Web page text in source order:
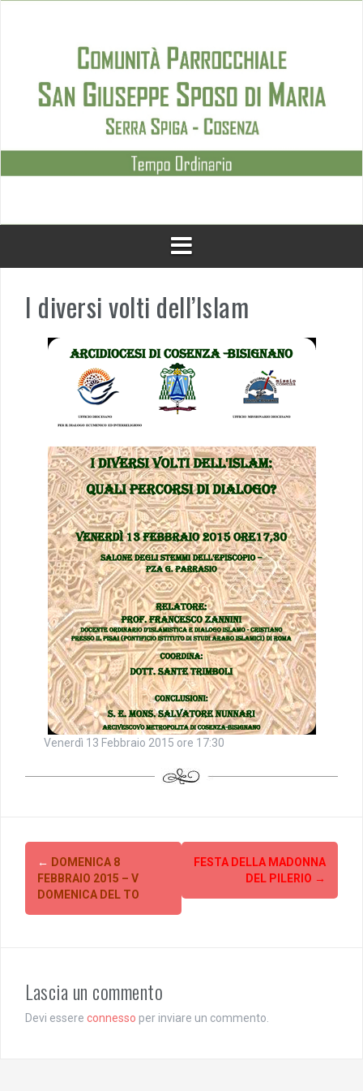
I diversi volti dell’Islam
Venerdì 13 Febbraio 2015 ore 17:30
Post
navigation
← DOMENICA 8
FEBBRAIO 2015 – V
DOMENICA DEL TO
FESTA DELLA MADONNA
DEL PILERIO →
Lascia un commento
Devi essere connesso per inviare un commento.